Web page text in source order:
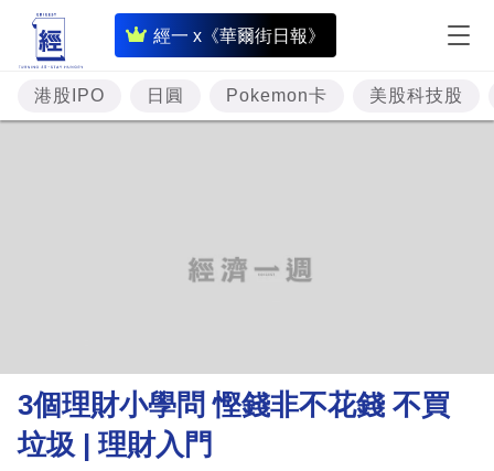
經一 x《華爾街日報》
即
時
財
經
理
財
商
港股IPO 日圓 Pokemon卡 美股科技股
3個理財小學問 慳錢非不花錢 不買
垃圾 | 理財入門